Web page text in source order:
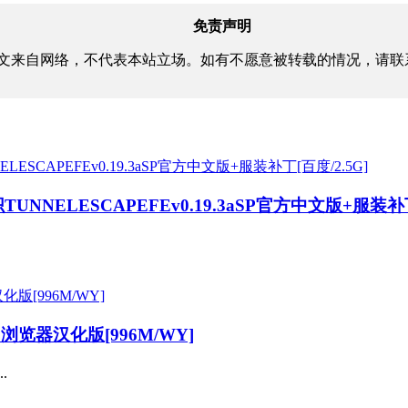
免责声明
来自网络，不代表本站立场。如有不愿意被转载的情况，请联
官方中文版+服装
览器汉化版[996M/WY]